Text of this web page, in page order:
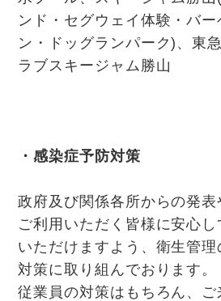
ンド・セグウェイ体験・バ
ン・ドッグランパーク)、東
ラブスキージャム勝山
・感染症予防対策
政府及び関係各所からの発表
ご利用いただく皆様に安心し
いただけますよう、衛生管
対策に取り組んでおります。
従業員の対策はもちろん、ご